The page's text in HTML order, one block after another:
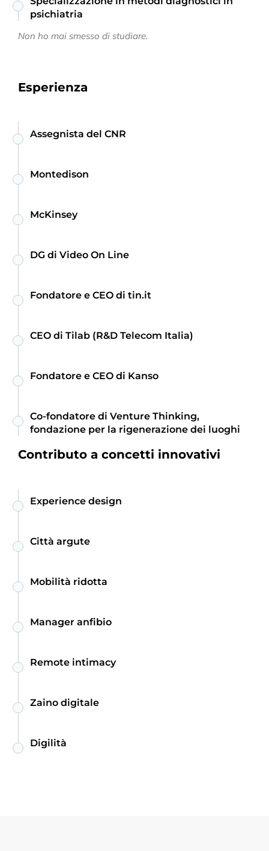
psichiatria
Non ho mai smesso di studiare.
Esperienza
Assegnista del CNR
Montedison
McKinsey
DG di Video On Line
Fondatore e CEO di tin.it
CEO di Tilab (R&D Telecom Italia)
Fondatore e CEO di Kanso
Co-fondatore di Venture Thinking,
fondazione per la rigenerazione dei luoghi
Contributo a concetti innovativi
Experience design
Città argute
Mobilità ridotta
Manager anfibio
Remote intimacy
Zaino digitale
Digilità